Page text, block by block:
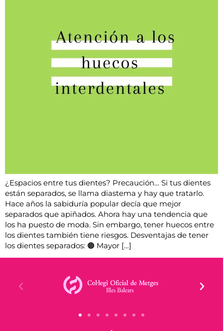
¿Espacios entre tus dientes? Precaución… Si tus dientes
están separados, se llama diastema y hay que tratarlo.
Hace años la sabiduría popular decía que mejor
separados que apiñados. Ahora hay una tendencia que
los ha puesto de moda. Sin embargo, tener huecos entre
los dientes también tiene riesgos. Desventajas de tener
los dientes separados: 🟤 Mayor […]